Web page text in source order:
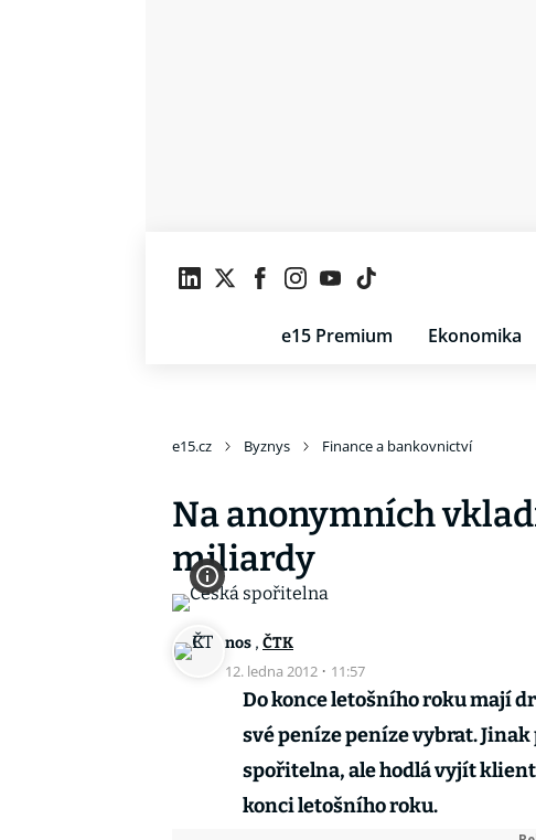
e15 Premium Ekonomika
e15.cz Byznys Finance a bankovnictví
Na anonymních
miliardy
nos , ČTK
12. ledna 2012 · 11:57
Do konce letošního roku mají
své peníze peníze vybrat.
spořitelna, ale hodlá vyjít
konci letošního roku.